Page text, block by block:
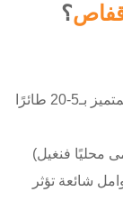
؟
في إثيوبيا، يواجه نظام إنتاج الدواجن التقليدي المتميز بـ5-20 طائرًا
محليًا فنغيل)
شائعة تؤثر